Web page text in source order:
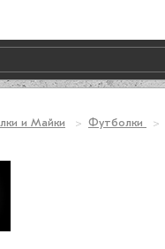
и Майки Футболки